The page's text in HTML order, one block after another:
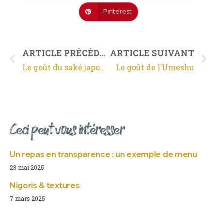
Pinterest
ARTICLE PRÉCÉDENT
Le goût du saké japonais
ARTICLE SUIVANT
Le goût de l’Umeshu
Ceci peut vous intéresser
Un repas en transparence : un exemple de menu
28 mai 2025
Nigoris & textures
7 mars 2025